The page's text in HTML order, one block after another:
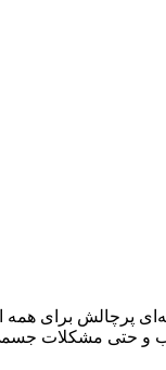
پرچالش برای
و حتی مشکلات